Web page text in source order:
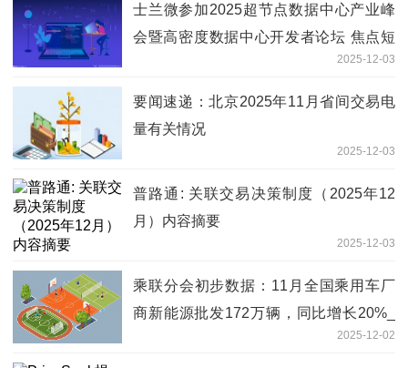
士兰微参加2025超节点数据中心产业峰
会暨高密度数据中心开发者论坛 焦点短
2025-12-03
要闻速递：北京2025年11月省间交易电
量有关情况
2025-12-03
普路通: 关联交易决策制度（2025年12
月）内容摘要
2025-12-03
乘联分会初步数据：11月全国乘用车厂
商新能源批发172万辆，同比增长20%_
2025-12-02